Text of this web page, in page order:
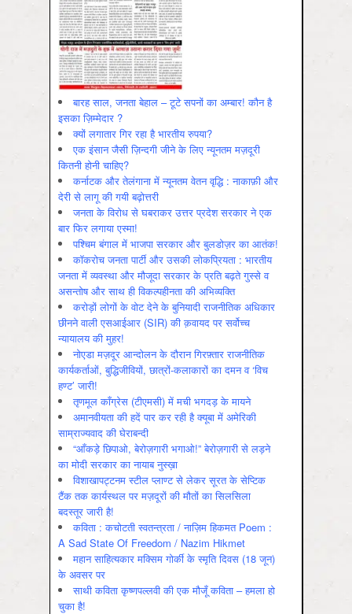
बारह साल, जनता बेहाल – टूटे सपनों का अम्बार! कौन है
इसका ज़िम्मेदार ?
क्यों लगातार गिर रहा है भारतीय रुपया?
एक इंसान जैसी ज़िन्दगी जीने के लिए न्यूनतम मज़दूरी
कितनी होनी चाहिए?
कर्नाटक और तेलंगाना में न्यूनतम वेतन वृद्धि : नाकाफ़ी और
देरी से लागू की गयी बढ़ोत्तरी
जनता के विरोध से घबराकर उत्तर प्रदेश सरकार ने एक
बार फिर लगाया एस्मा!
पश्चिम बंगाल में भाजपा सरकार और बुलडोज़र का आतंक!
कॉकरोच जनता पार्टी और उसकी लोकप्रियता : भारतीय
जनता में व्‍यवस्‍था और मौजूदा सरकार के प्रति बढ़ते गुस्‍से व
असन्‍तोष और साथ ही विकल्‍पहीनता की अभिव्‍यक्ति
करोड़ों लोगों के वोट देने के बुनियादी राजनीतिक अधिकार
छीनने वाली एसआईआर (SIR) की क़वायद पर सर्वोच्च
न्यायालय की मुहर!
नोएडा मज़दूर आन्दोलन के दौरान गिरफ़्तार राजनीतिक
कार्यकर्ताओं, बुद्धिजीवियों, छात्रों-कलाकारों का दमन व ‘विच
हण्ट’ जारी!
तृणमूल काँग्रेस (टीएमसी) में मची भगदड़ के मायने
अमानवीयता की हदें पार कर रही है क्यूबा में अमेरिकी
साम्राज्यवाद की घेराबन्दी
“आँकड़े छिपाओ, बेरोज़गारी भगाओ!” बेरोज़गारी से लड़ने
का मोदी सरकार का नायाब नुस्ख़ा
विशाखापट्टनम स्टील प्लाण्ट से लेकर सूरत के सेप्टिक
टैंक तक कार्यस्थल पर मज़दूरों की मौतों का सिलसिला
बदस्तूर जारी है!
कविता : कचोटती स्वतन्त्रता / नाज़िम हिकमत Poem :
A Sad State Of Freedom / Nazim Hikmet
महान साहित्यकार मक्सिम गोर्की के स्मृति दिवस (18 जून)
के अवसर पर
साथी कविता कृष्णपल्लवी की एक मौजूँ कविता – हमला हो
चुका है!